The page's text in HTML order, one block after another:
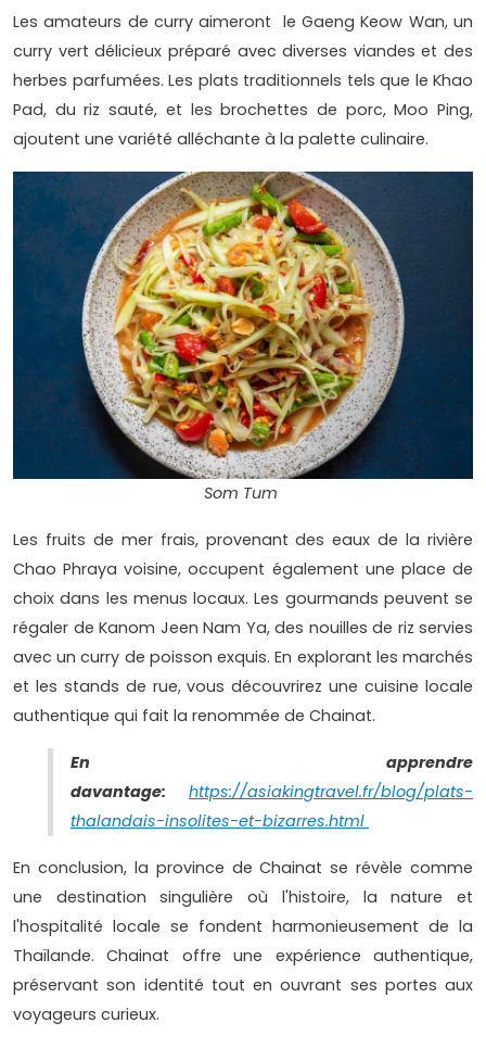
Les amateurs de curry aimeront le Gaeng Keow Wan, un
curry vert délicieux préparé avec diverses viandes et des
herbes parfumées. Les plats traditionnels tels que le Khao
Pad, du riz sauté, et les brochettes de porc, Moo Ping,
ajoutent une variété alléchante à la palette culinaire.
Som Tum
Les fruits de mer frais, provenant des eaux de la rivière
Chao Phraya voisine, occupent également une place de
choix dans les menus locaux. Les gourmands peuvent se
régaler de Kanom Jeen Nam Ya, des nouilles de riz servies
avec un curry de poisson exquis. En explorant les marchés
et les stands de rue, vous découvrirez une cuisine locale
authentique qui fait la renommée de Chainat.
En apprendre
davantage:
https://asiakingtravel.fr/blog/plats-
thalandais-insolites-et-bizarres.html
En conclusion, la province de Chainat se révèle comme
une destination singulière où l'histoire, la nature et
l'hospitalité locale se fondent harmonieusement de la
Thaïlande. Chainat offre une expérience authentique,
préservant son identité tout en ouvrant ses portes aux
voyageurs curieux.